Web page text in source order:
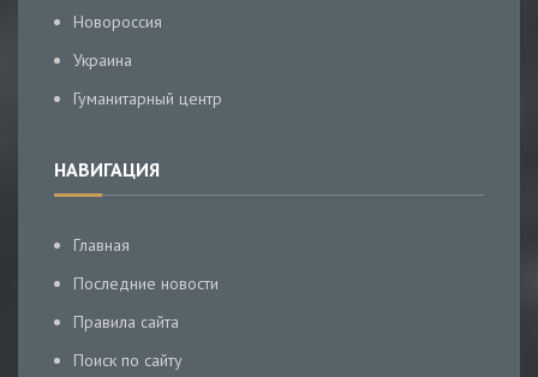
Новороссия
Украина
Гуманитарный центр
НАВИГАЦИЯ
Главная
Последние новости
Правила сайта
Поиск по сайту